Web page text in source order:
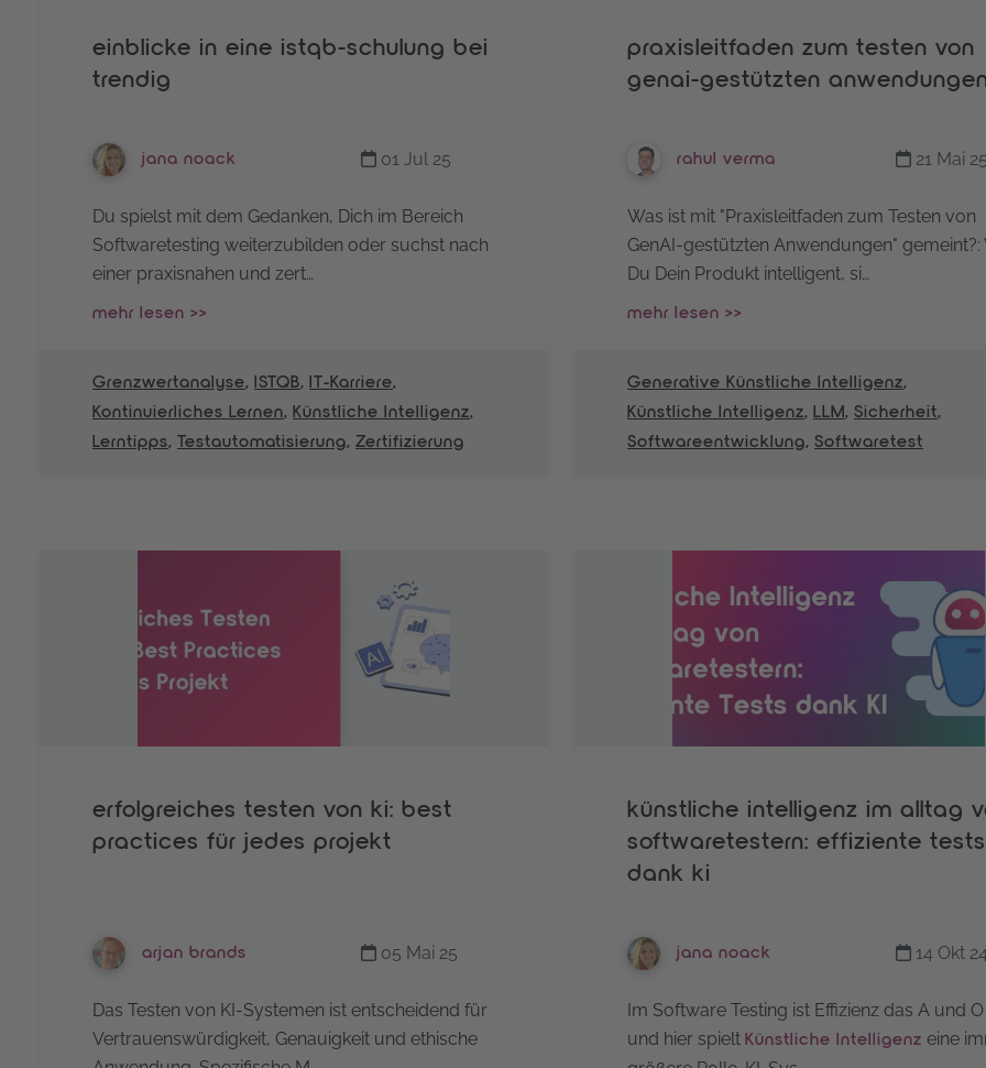
einblicke in eine istqb-schulung bei
trendig
jana noack 01 Jul 25
Du spielst mit dem Gedanken, Dich im Bereich
Softwaretesting weiterzubilden oder suchst nach
einer praxisnahen und zert…
mehr lesen >>
Grenzwertanalyse, ISTQB, IT-Karriere,
Kontinuierliches Lernen, Künstliche Intelligenz,
Lerntipps, Testautomatisierung, Zertifizierung
praxisleitfaden zum testen von
genai-gestützten
rahul verma 21 Mai 25
Was ist mit "Praxisleitfaden zum Testen von
GenAI-gestützten Anwendungen" gemeint?:
Du Dein Produkt intelligent, si…
mehr lesen >>
Generative Künstliche Intelligenz,
Künstliche Intelligenz, LLM, Sicherheit,
Softwareentwicklung, Softwaretest
erfolgreiches testen von ki: best
practices für jedes projekt
arjan brands 05 Mai 25
Das Testen von KI-Systemen ist entscheidend für
Vertrauenswürdigkeit, Genauigkeit und ethische
künstliche intelligenz im alltag
softwaretestern: effiziente tests
dank ki
jana noack 14 Okt 24
Im Software Testing ist Effizienz das A und O
und hier spielt Künstliche Intelligenz eine